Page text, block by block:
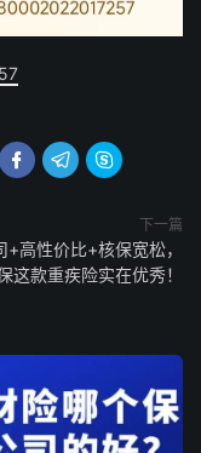
  
下一篇
+高性价比+核保宽松，
这款重疾险实在优秀！